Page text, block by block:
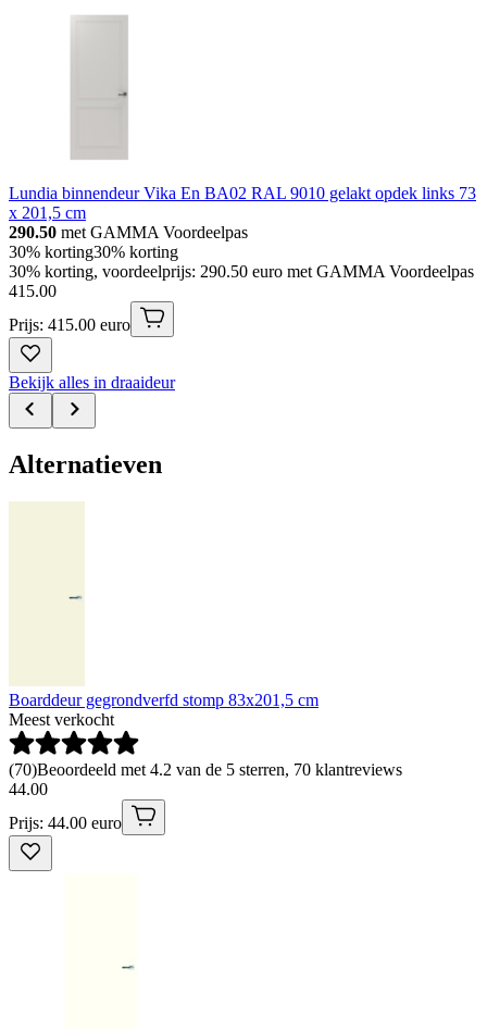
Lundia binnendeur Vika En BA02 RAL 9010 gelakt opdek links 73
x 201,5 cm
290.50 met GAMMA Voordeelpas
30% korting30% korting
30% korting, voordeelprijs: 290.50 euro met GAMMA Voordeelpas
415.00
Prijs: 415.00 euro
Bekijk alles in draaideur
Alternatieven
Boarddeur gegrondverfd stomp 83x201,5 cm
Meest verkocht
(70)Beoordeeld met 4.2 van de 5 sterren, 70 klantreviews
44.00
Prijs: 44.00 euro